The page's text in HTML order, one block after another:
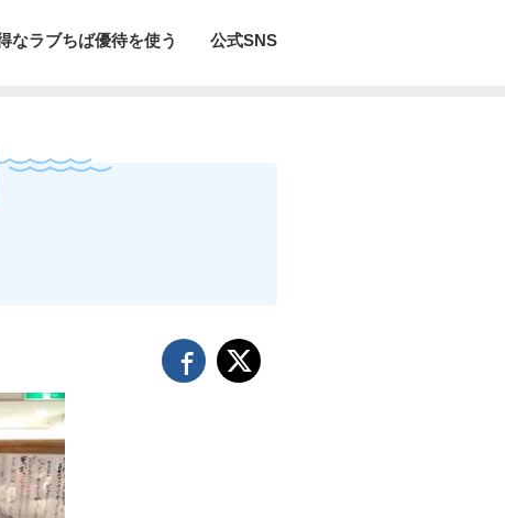
なラブちば優待を使う 公式SNS